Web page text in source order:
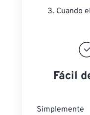
Cuando
Fácil